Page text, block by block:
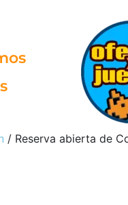
/ Reserva abierta de